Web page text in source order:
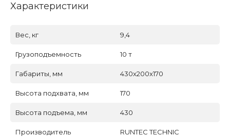
Характеристики
Вес, кг 9,4
Грузоподъемность 10 т
Габариты, мм 430x200x170
Высота подхвата, мм 170
Высота подъема, мм 430
Производитель RUNTEC TECHNIC